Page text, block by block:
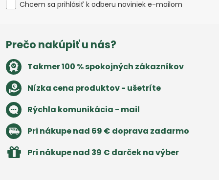
Chcem sa prihlásiť k odberu noviniek e-mailom
Prečo nakúpiť u nás?
Takmer 100 % spokojných zákazníkov
Nízka cena produktov - ušetríte
Rýchla komunikácia - mail
Pri nákupe nad 69 € doprava zadarmo
Pri nákupe nad 39 € darček na výber